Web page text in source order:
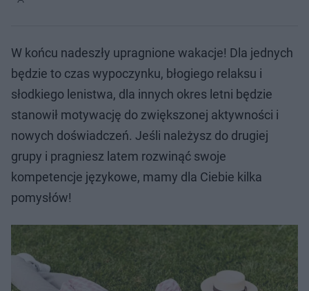
W końcu nadeszły upragnione wakacje! Dla jednych
będzie to czas wypoczynku, błogiego relaksu i
słodkiego lenistwa, dla innych okres letni będzie
stanowił motywację do zwiększonej aktywności i
nowych doświadczeń. Jeśli należysz do drugiej
grupy i pragniesz latem rozwinąć swoje
kompetencje językowe, mamy dla Ciebie kilka
pomysłów!